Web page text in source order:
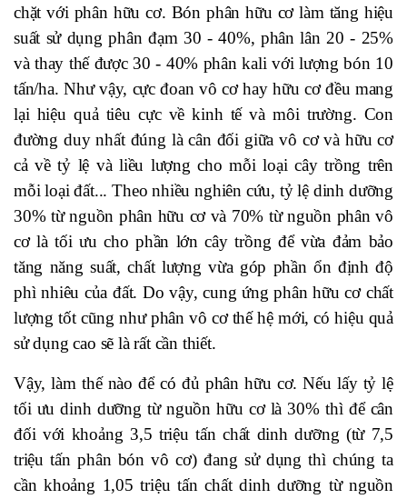
chặt với phân hữu cơ. Bón phân hữu cơ làm tăng hiệu
suất sử dụng phân đạm 30 - 40%, phân lân 20 - 25%
và thay thế được 30 - 40% phân kali với lượng bón 10
tấn/ha. Như vậy, cực đoan vô cơ hay hữu cơ đều mang
lại hiệu quả tiêu cực về kinh tế và môi trường. Con
đường duy nhất đúng là cân đối giữa vô cơ và hữu cơ
cả về tỷ lệ và liều lượng cho mỗi loại cây trồng trên
mỗi loại đất... Theo nhiều nghiên cứu, tỷ lệ dinh dưỡng
30% từ nguồn phân hữu cơ và 70% từ nguồn phân vô
cơ là tối ưu cho phần lớn cây trồng để vừa đảm bảo
tăng năng suất, chất lượng vừa góp phần ổn định độ
phì nhiêu của đất. Do vậy, cung ứng phân hữu cơ chất
lượng tốt cũng như phân vô cơ thế hệ mới, có hiệu quả
sử dụng cao sẽ là rất cần thiết.
Vậy, làm thế nào để có đủ phân hữu cơ. Nếu lấy tỷ lệ
tối ưu dinh dưỡng từ nguồn hữu cơ là 30% thì để cân
đối với khoảng 3,5 triệu tấn chất dinh dưỡng (từ 7,5
triệu tấn phân bón vô cơ) đang sử dụng thì chúng ta
cần khoảng 1,05 triệu tấn chất dinh dưỡng từ nguồn